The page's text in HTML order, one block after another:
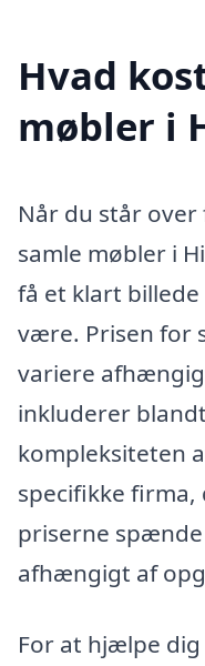
Hvad
møbler i
Når du står
samle møbler i
få et klart
være. Prisen for
variere
inkluderer
kompleksiteten
specifikke
priserne
afhængigt af
For at hjælpe